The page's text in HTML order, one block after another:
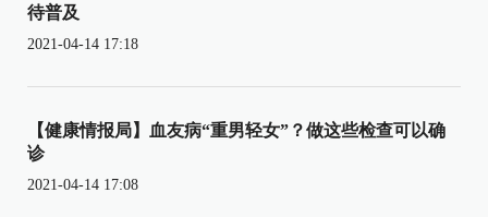
待普及
2021-04-14 17:18
【健康情报局】血友病“重男轻女”？做这些检查可以确
诊
2021-04-14 17:08